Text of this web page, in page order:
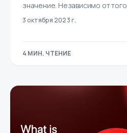
значение. Независимо от
3 октября 2023 г.
4 МИН. ЧТЕНИЕ